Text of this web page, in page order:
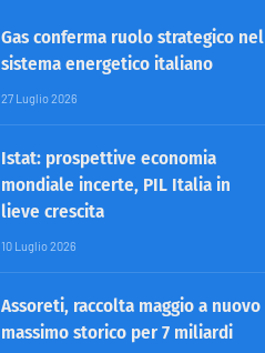
Gas conferma ruolo strategico nel
sistema energetico italiano
27 Luglio 2026
Istat: prospettive economia
mondiale incerte, PIL Italia in
lieve crescita
10 Luglio 2026
Assoreti, raccolta maggio a nuovo
massimo storico per 7 miliardi